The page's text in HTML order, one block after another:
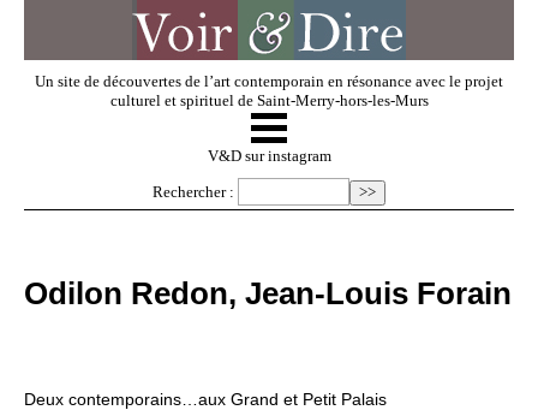
Un site de découvertes de l’art contemporain en résonance avec le projet
culturel et spirituel de Saint-Merry-hors-les-Murs
V & D
Exposer
Regarder
☰
V&D sur instagram
Rechercher :
Odilon Redon, Jean-Louis Forain
Deux contemporains…aux Grand et Petit Palais